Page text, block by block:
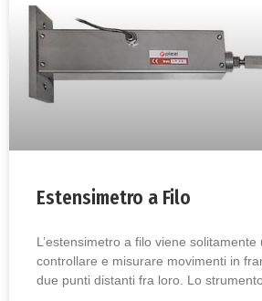
Estensimetro a Filo
L’estensimetro a filo viene solitamente
controllare e misurare movimenti in
due punti distanti fra loro. Lo